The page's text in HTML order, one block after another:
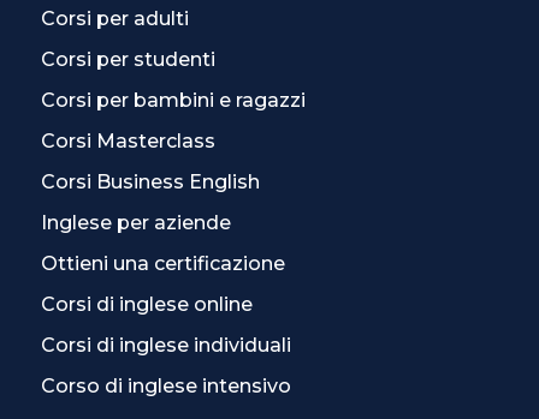
Corsi per adulti
Corsi per studenti
Corsi per bambini e ragazzi
Corsi Masterclass
Corsi Business English
Inglese per aziende
Ottieni una certificazione
Corsi di inglese online
Corsi di inglese individuali
Corso di inglese intensivo